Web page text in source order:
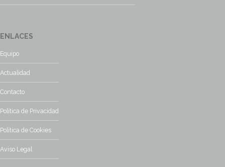
ENLACES
Equipo
Actualidad
Contacto
Política de Privacidad
Política de Cookies
Aviso Legal